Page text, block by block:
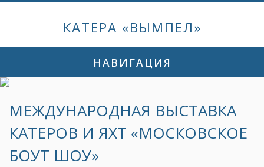
КАТЕРА «ВЫМПЕЛ»
НАВИГАЦИЯ
МЕЖДУНАРОДНАЯ ВЫСТАВКА
КАТЕРОВ И ЯХТ «МОСКОВСКОЕ
БОУТ ШОУ»